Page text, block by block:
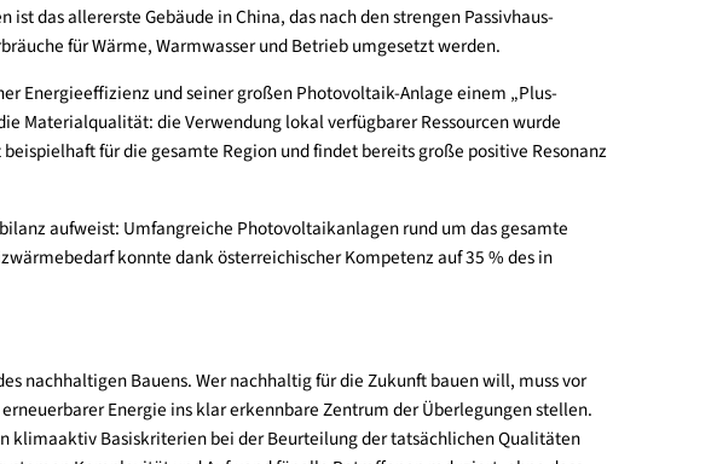
Learning Center ist eines die energieeffizientesten und ambitioniertesten
bis zur Umsetzung und ermöglichte höchste Ansprüche bei der
am Dach des Lernzentrums, Museums und Zentralgebäudes des
seiner Energieeffizienz und seiner großen Photovoltaik-Anlage einem
an die Materialqualität: die Verwendung lokal verfügbarer Ressourcen
ist beispielhaft für die gesamte Region und findet bereits große positive
Strombilanz aufweist: Umfangreiche Photovoltaikanlagen rund um das
der Heizwärmebedarf konnte dank österreichischer Kompetenz auf 35 % des in